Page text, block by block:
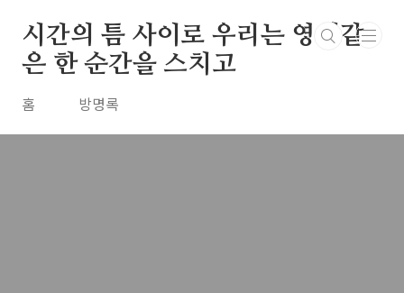
시간의 틈 사이로 우리는 영원같
은 한 순간을 스치고
홈 방명록